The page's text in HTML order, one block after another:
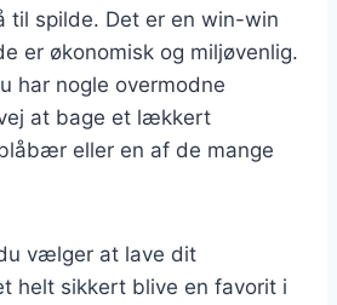
til spilde. Det er en win-win
er økonomisk og miljøvenlig.
har nogle overmodne
at bage et lækkert
eller en af de mange
vælger at lave dit
helt sikkert blive en favorit i